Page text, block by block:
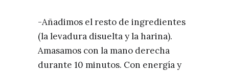
-Añadimos el resto de ingredientes
(la levadura disuelta y la harina).
Amasamos con la mano derecha
durante 10 minutos. Con energía y